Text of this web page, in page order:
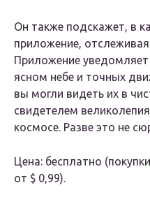
Он также подскажет, в
приложение,
Приложение
ясном небе и точных
вы могли видеть их в
свидетелем
космосе. Разве это не
Цена: бесплатно
от $ 0,99).